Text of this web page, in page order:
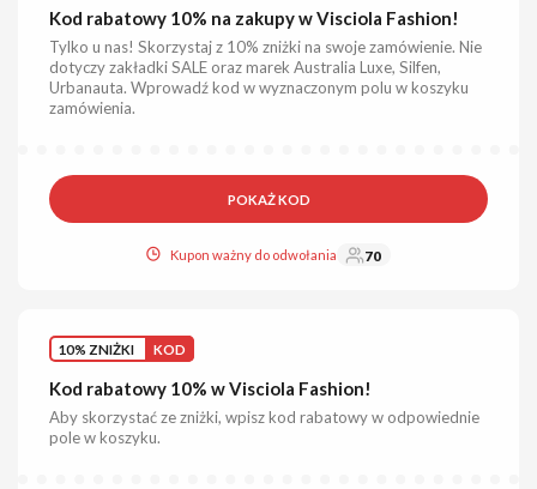
Kod rabatowy 10% na zakupy w Visciola Fashion!
Tylko u nas! Skorzystaj z 10% zniżki na swoje zamówienie. Nie
dotyczy zakładki SALE oraz marek Australia Luxe, Silfen,
Urbanauta. Wprowadź kod w wyznaczonym polu w koszyku
zamówienia.
POKAŻ KOD
Kupon ważny do odwołania 70
10% ZNIŻKI KOD
Kod rabatowy 10% w Visciola Fashion!
Aby skorzystać ze zniżki, wpisz kod rabatowy w odpowiednie
pole w koszyku.